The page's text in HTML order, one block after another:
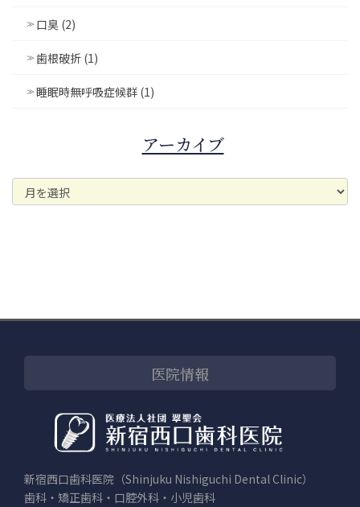
口臭 (2)
歯根破折 (1)
睡眠時無呼吸症候群 (1)
アーカイブ
ー
医院情報
新宿西口歯科医院（Shinjuku Nishiguchi Dental Clinic）
歯科・矯正歯科・口腔外科・小児歯科